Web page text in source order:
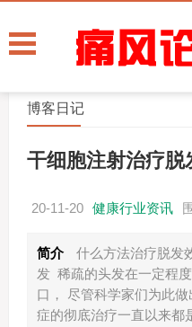
博客日记
干细胞注射治疗脱
20-11-20 健康行业资讯
简介
什么方法治疗脱发
发 稀疏的头发在一定程
口， 尽管科学家们为此
症的彻底治疗一直以来都